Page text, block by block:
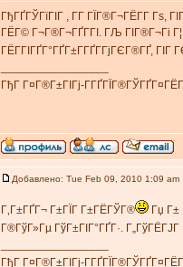
ГђГҐГЎГїГІГ , Г­Г ГЇГ®Г¬ГЁГ­Г Гѕ,
ГЁГ© Г¬Г®Г¬ГҐГ­ГІ. ГЉ ГІГ®Г¬Гі
ГЁГ­ГІГҐГ°ГҐГ±Г­ГҐГ­ГјГЄГ®ГҐ, ГІГ
ГђГ Г¤Г®Г±ГІГј-
Добавлено: Tue Feb 09, 2010 1:09 am
Г‚Г±ГҐГ¬ Г±ГЇГ Г±ГЁГЎГ® Гџ Г±
Г®ГўГ»Гµ ГўГ±ГІГ°ГҐГ·.
ГђГ Г¤Г®Г±ГІГј-